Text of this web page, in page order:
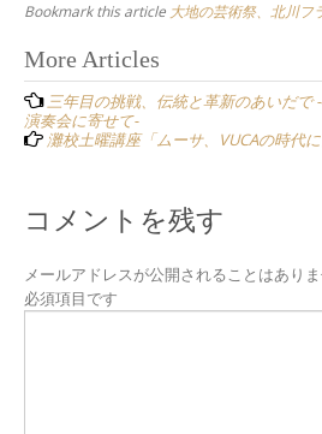
Bookmark this article 大地の芸術祭、北川フ
Post
navigation
More Articles
三年目の挑戦、伝統と革新のあいだで
演奏会に寄せて-
灘校土曜講座「ムーサ、VUCAの時代
コメントを残す
メールアドレスが公開されることはありま
必須項目です